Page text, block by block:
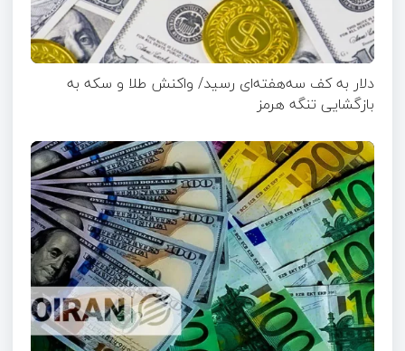
دلار به کف سه‌هفته‌ای رسید/ واکنش طلا و سکه به
بازگشایی تنگه هرمز